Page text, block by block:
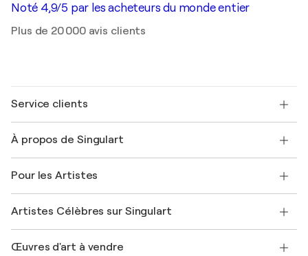
Noté 4,9/5 par les acheteurs du monde entier
Plus de 20 000 avis clients
Service clients
Expédition
Offrir une carte cadeau
Rejoignez notre programme commercial
Mon compte
+33 1 76 44 06 42
À propos de Singulart
FAQ
Magazine Singulart
Emplois
Découvrez une sélection d'art original
Pour les Artistes
Se connecter en tant qu'Artiste
Artistes Célèbres sur Singulart
Marc Chagall
Œuvres d'art à vendre